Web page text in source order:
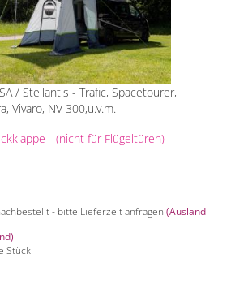
/ Stellantis - Trafic, Spacetourer,
Vivaro, NV 300,u.v.m.
- (nicht für Flügeltüren)
- bitte Lieferzeit anfragen (Ausland
Stück